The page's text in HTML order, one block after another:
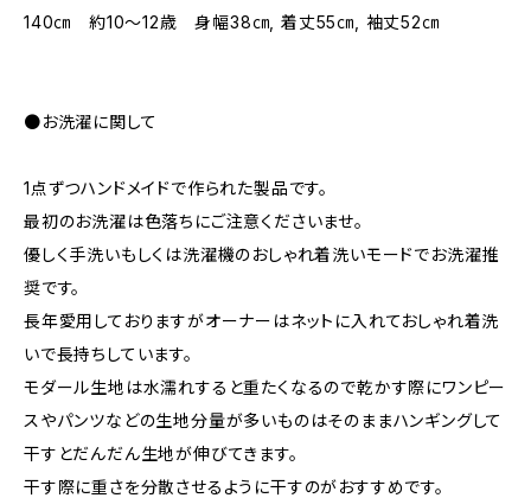
140㎝ 約10～12歳 身幅38㎝, 着丈55㎝, 袖丈52㎝
●お洗濯に関して
1点ずつハンドメイドで作られた製品です。
最初のお洗濯は色落ちにご注意くださいませ。
優しく手洗いもしくは洗濯機のおしゃれ着洗いモードでお洗濯推
奨です。
長年愛用しておりますがオーナーはネットに入れておしゃれ着洗
いで長持ちしています。
モダール生地は水濡れすると重たくなるので乾かす際にワンピー
スやパンツなどの生地分量が多いものはそのままハンギングして
干すとだんだん生地が伸びてきます。
干す際に重さを分散させるように干すのがおすすめです。